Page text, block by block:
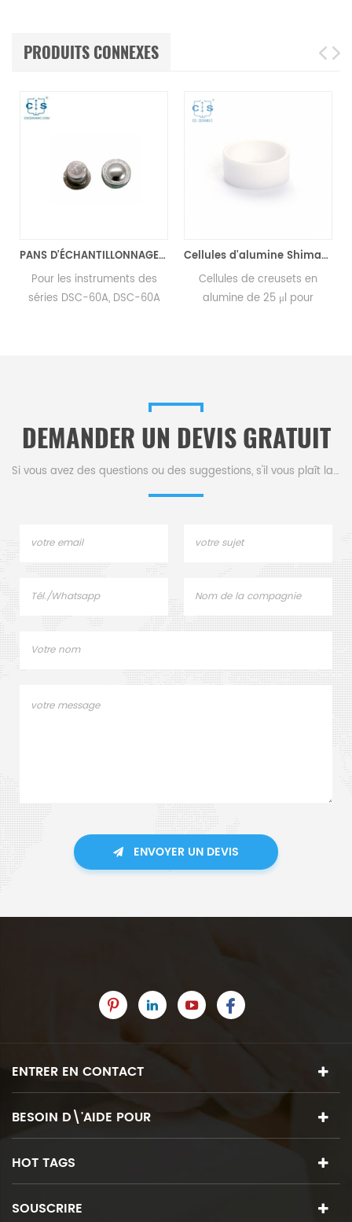
PRODUITS CONNEXES
PANS D'ÉCHANTILLONNAGE AUTOMATIQUE EN ALUMINIUM DSC équivalents à Shimadzu 346-68518-91
Pour les instruments des
séries DSC-60A, DSC-60A
Cellules d'alumine Shimadzu 25 μl D6 * 1,5 mm pour Shimadzu (casseroles d'échantillons DSC)
Cellules de creusets en
alumine de 25 μl pour
les casseroles d'échantillons
DSC. Consommables
Shimadzu complets liste.
DEMANDER UN DEVIS GRATUIT
Si vous avez des questions ou des suggestions, s'il vous plaît laissez-nous un message,
ENVOYER UN DEVIS
ENTRER EN CONTACT
BESOIN D\'AIDE POUR
HOT TAGS
SOUSCRIRE